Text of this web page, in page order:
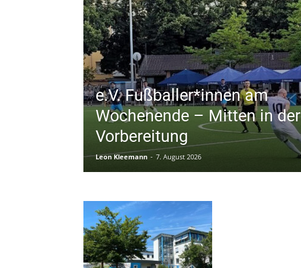
e.V. Fußballer*innen am
Wochenende – Mitten in der
Vorbereitung
Leon Kleemann - 7. August 2026